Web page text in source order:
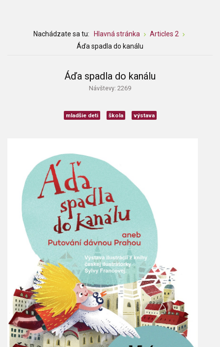
Nachádzate sa tu: Hlavná stránka
Articles 2
Áďa spadla do kanálu
Áďa spadla do kanálu
Návštevy: 2269
mladšie deti škola výstava